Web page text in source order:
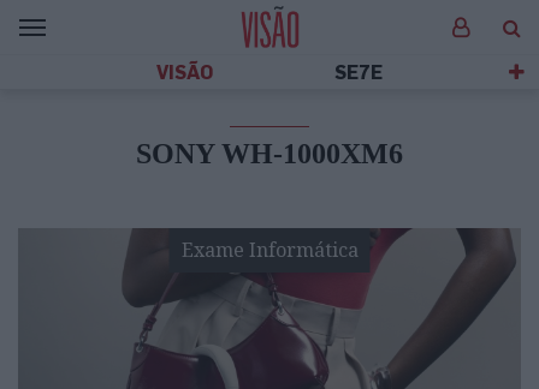
VISÃO SE7E
SONY WH-1000XM6
Exame Informática